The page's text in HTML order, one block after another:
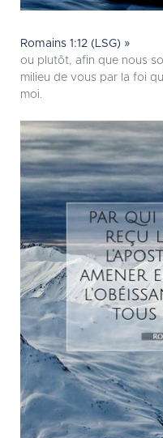
Romains 1:12 (LSG) »
ou plutôt, afin que nous
milieu de vous par la foi
moi.